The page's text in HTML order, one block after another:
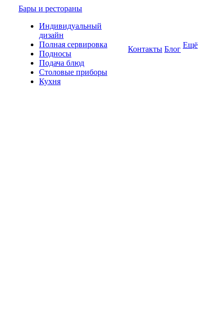
Бары и рестораны
Индивидуальный
дизайн
Полная сервировка
Подносы
Подача блюд
Столовые приборы
Кухня
Контакты Блог Ещё